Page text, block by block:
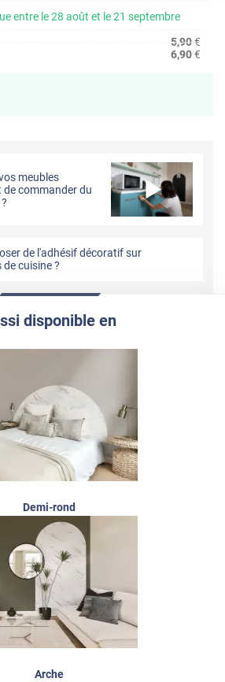
entre le 28 août et le 21 septembre
5,90€
6,90€
meubles
commander du
de l'adhésif décoratif sur
cuisine ?
disponible en
Demi-rond
Arche